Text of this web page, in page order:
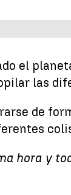
el
las
de
hora y